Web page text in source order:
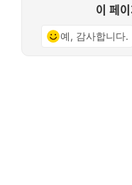
이 페
예, 감사합니다.